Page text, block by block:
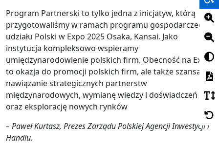
Program Partnerski to tylko jedna z inicjatyw, którą
przygotowaliśmy w ramach programu gospodarczego
udziału Polski w Expo 2025 Osaka, Kansai. Jako
instytucja kompleksowo wspieramy
umiędzynarodowienie polskich firm. Obecność na Expo
to okazja do promocji polskich firm, ale także szansa na
nawiązanie strategicznych partnerstw
międzynarodowych, wymianę wiedzy i doświadczeń
oraz eksplorację nowych rynków
– Paweł Kurtasz, Prezes Zarządu Polskiej Agencji Inwestycji i
Handlu.